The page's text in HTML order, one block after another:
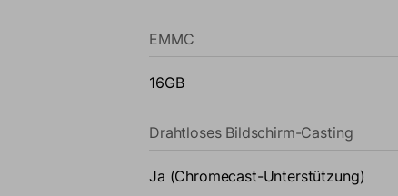
EMMC
16GB
Drahtloses Bildschirm-Casting
Ja (Chromecast-Unterstützung)